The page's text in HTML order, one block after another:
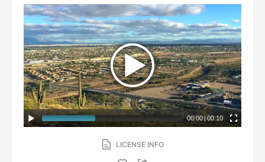
00:00 | 00:10
LICENSE INFO